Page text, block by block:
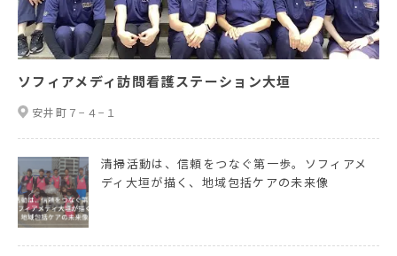
ソフィアメディ訪問看護ステーション大垣
安井町７−４−１
清掃活動は、信頼をつなぐ第一歩。ソフィアメ
ディ大垣が描く、地域包括ケアの未来像